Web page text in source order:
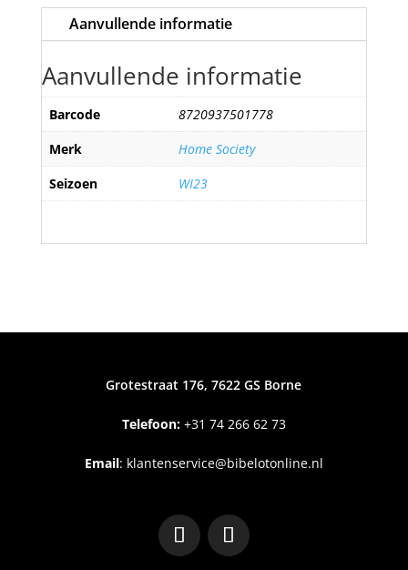
Aanvullende informatie
Aanvullende informatie
Barcode
8720937501778
Merk
Home Society
Seizoen
WI23
Grotestraat 176, 7622 GS Borne
Telefoon:+31 74 266 62 73
Email: klantenservice@bibelotonline.nl